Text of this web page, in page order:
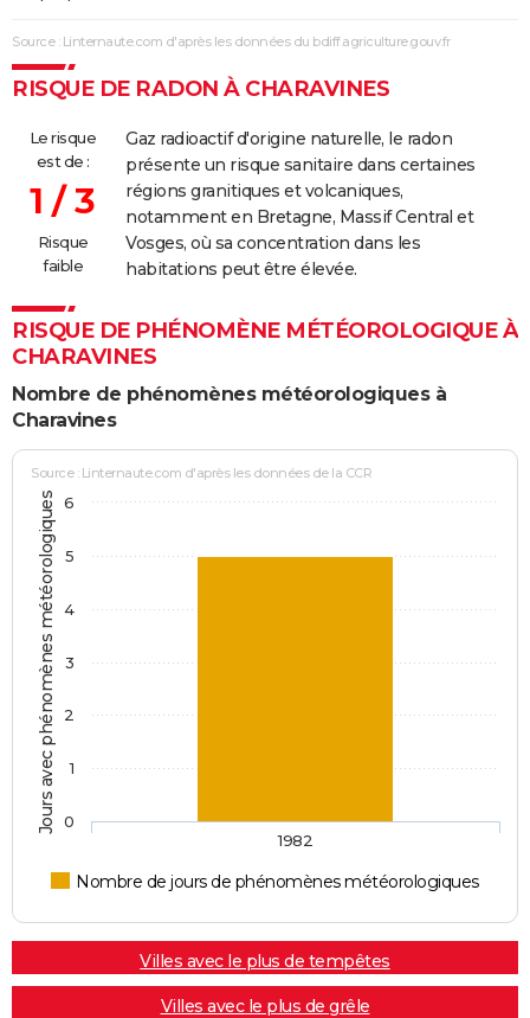
Source : Linternaute.com d'après les données du bdiff.agriculture.gouv.fr
RISQUE DE RADON À CHARAVINES
Le risque
est de :
1 / 3
Risque
faible
Gaz radioactif d'origine naturelle, le radon
présente un risque sanitaire dans certaines
régions granitiques et volcaniques,
notamment en Bretagne, Massif Central et
Vosges, où sa concentration dans les
habitations peut être élevée.
RISQUE DE PHÉNOMÈNE MÉTÉOROLOGIQUE À
CHARAVINES
Nombre de phénomènes météorologiques à
Charavines
Jours avec phénomènes météorologiques
Source : Linternaute.com d'après les données de la CCR
Nombre de jours de phénomènes météorologiques
1982
0
1
2
3
4
5
6
Villes avec le plus de tempêtes
Villes avec le plus de grêle